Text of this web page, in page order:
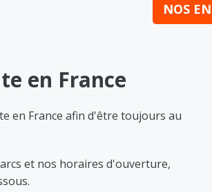
NOS
en France
en France afin d'être toujours au
et nos horaires d'ouverture,